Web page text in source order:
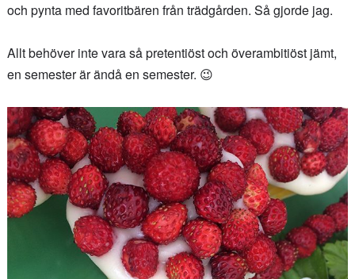
och pynta med favoritbären från trädgården. Så gjorde jag.
Allt behöver inte vara så pretentiöst och överambitiöst jämt,
en semester är ändå en semester. 😉